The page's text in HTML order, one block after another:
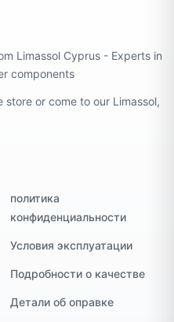
Limassol Cyprus - Experts in
components
or come to our Limassol,
политика
конфиденциальности
Условия эксплуатации
Подробности о качестве
Детали об оправке